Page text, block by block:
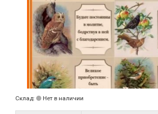
Склад: Нет в наличии